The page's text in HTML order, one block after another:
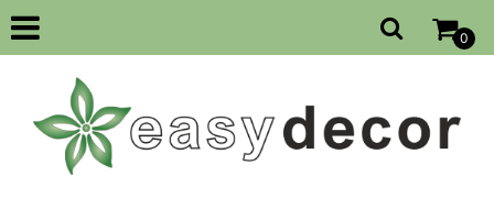
Open
0